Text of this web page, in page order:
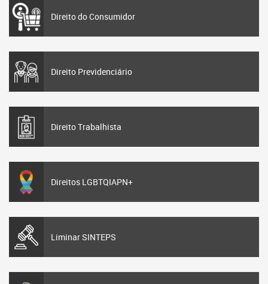
Direito do Consumidor
Direito Previdenciário
Direito Trabalhista
Direitos LGBTQIAPN+
Liminar SINTEPS